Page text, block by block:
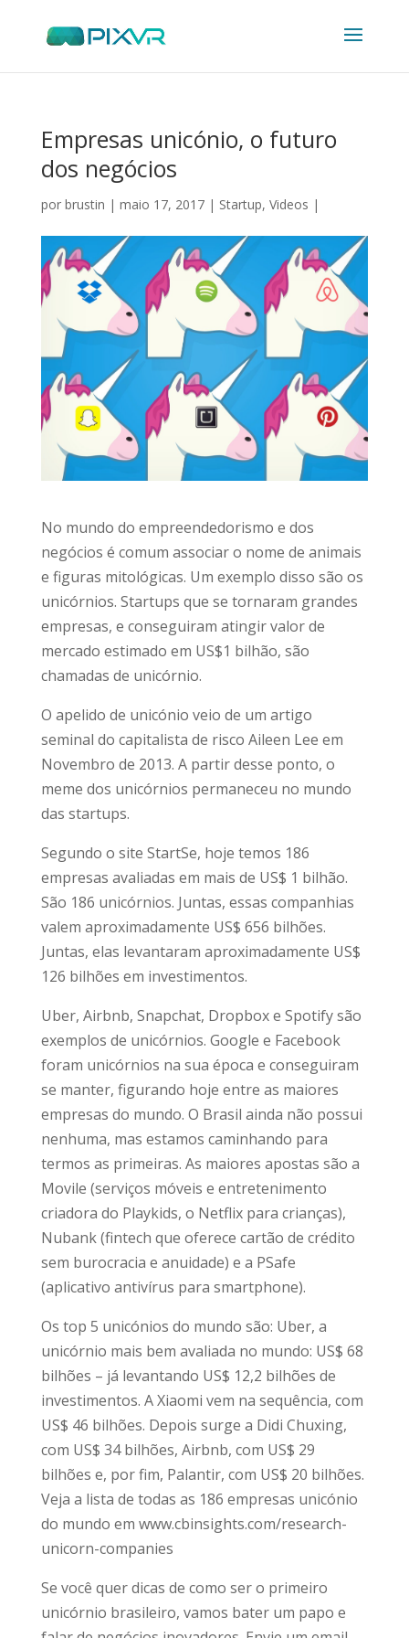
Empresas unicónio, o futuro
dos negócios
por brustin | maio 17, 2017| Startup, Videos |
No mundo do empreendedorismo e dos
negócios é comum associar o nome de animais
e figuras mitológicas. Um exemplo disso são os
unicórnios. Startups que se tornaram grandes
empresas, e conseguiram atingir valor de
mercado estimado em US$1 bilhão, são
chamadas de unicórnio.
O apelido de unicónio veio de um artigo
seminal do capitalista de risco Aileen Lee em
Novembro de 2013. A partir desse ponto, o
meme dos unicórnios permaneceu no mundo
das startups.
Segundo o site StartSe, hoje temos 186
empresas avaliadas em mais de US$ 1 bilhão.
São 186 unicórnios. Juntas, essas companhias
valem aproximadamente US$ 656 bilhões.
Juntas, elas levantaram aproximadamente US$
126 bilhões em investimentos.
Uber, Airbnb, Snapchat, Dropbox e Spotify são
exemplos de unicórnios. Google e Facebook
foram unicórnios na sua época e conseguiram
se manter, figurando hoje entre as maiores
empresas do mundo. O Brasil ainda não possui
nenhuma, mas estamos caminhando para
termos as primeiras. As maiores apostas são a
Movile (serviços móveis e entretenimento
criadora do Playkids, o Netflix para crianças),
Nubank (fintech que oferece cartão de crédito
sem burocracia e anuidade) e a PSafe
(aplicativo antivírus para smartphone).
Os top 5 unicónios do mundo são: Uber, a
unicórnio mais bem avaliada no mundo: US$ 68
bilhões – já levantando US$ 12,2 bilhões de
investimentos. A Xiaomi vem na sequência, com
US$ 46 bilhões. Depois surge a Didi Chuxing,
com US$ 34 bilhões, Airbnb, com US$ 29
bilhões e, por fim, Palantir, com US$ 20 bilhões.
Veja a lista de todas as 186 empresas unicónio
do mundo em www.cbinsights.com/research-
unicorn-companies
Se você quer dicas de como ser o primeiro
unicórnio brasileiro, vamos bater um papo e